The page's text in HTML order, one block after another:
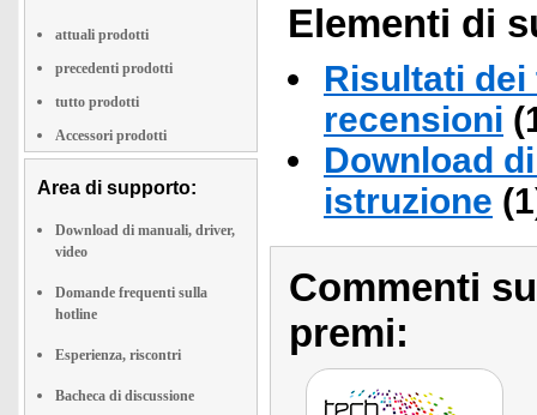
attuali prodotti
precedenti prodotti
tutto prodotti
Accessori prodotti
Area di supporto:
Download di manuali, driver,
video
Domande frequenti sulla
hotline
Esperienza, riscontri
Bacheca di discussione
Elementi di
Risultati
recensioni
Download
istruzione
Commenti
premi: